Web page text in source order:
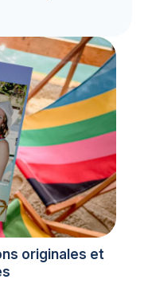
originales et